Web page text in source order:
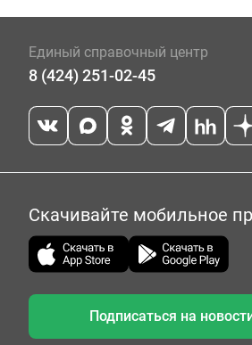
Единый справочный центр
8 (424) 251-02-45
Скачивайте мобильное
Подписаться на